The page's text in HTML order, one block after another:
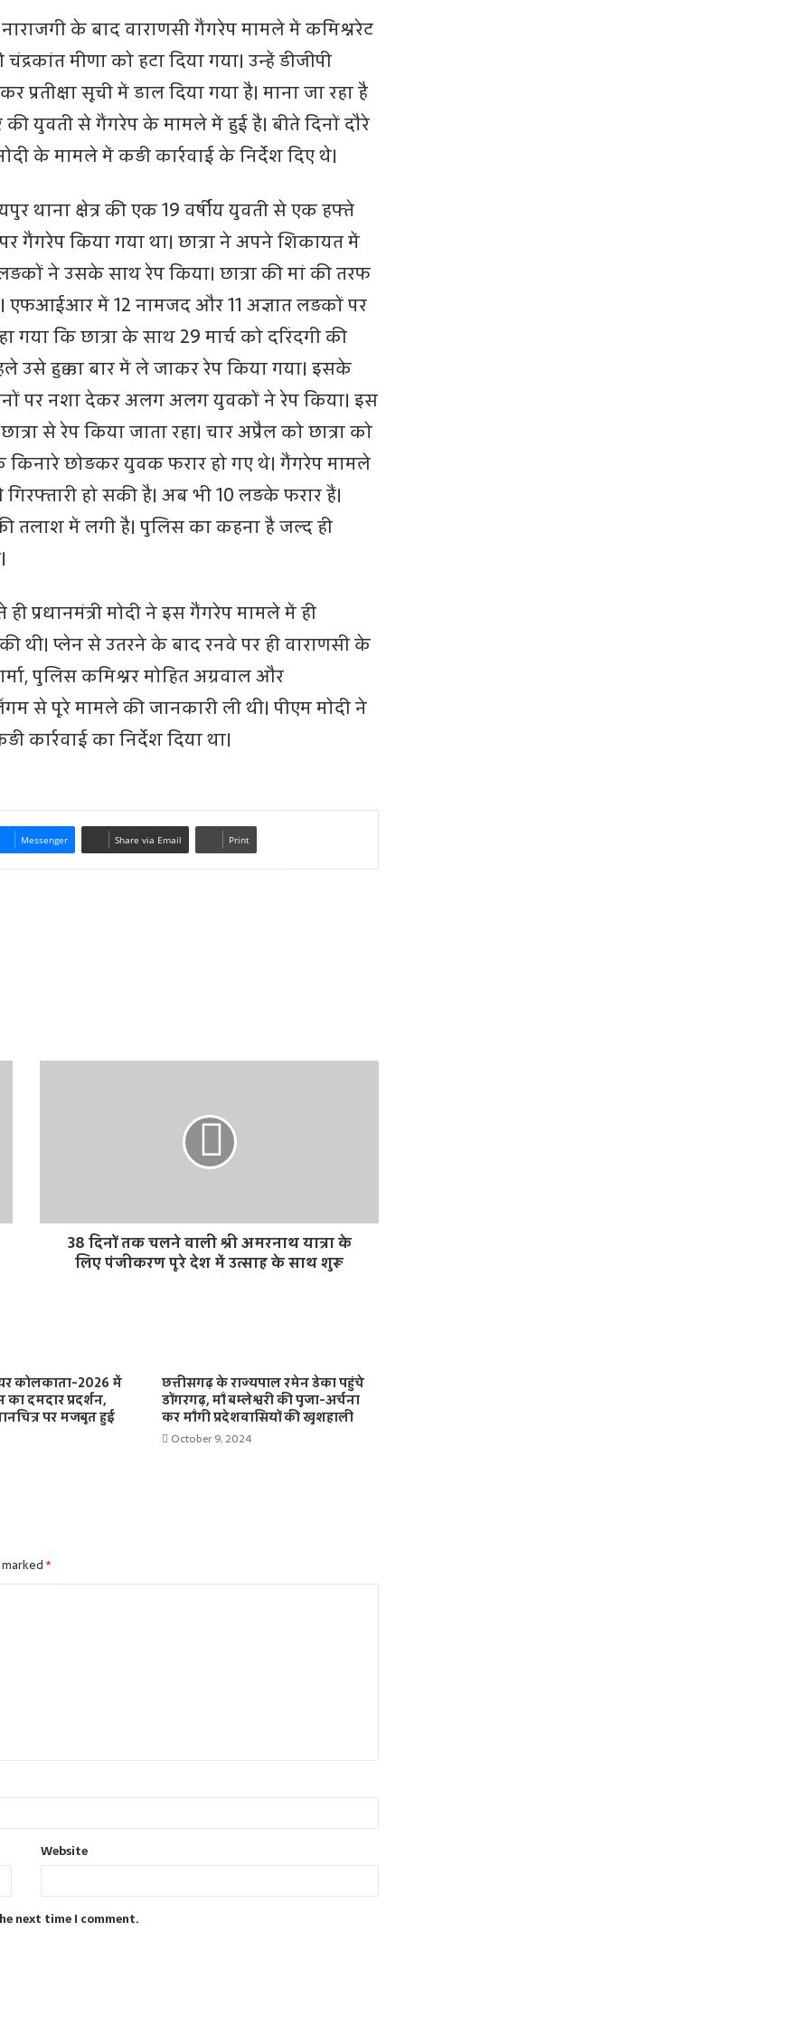
नाराजगी के बाद वाराणसी गैंगरेप मामले में कमिश्नरेट
मीणा को हटा दिया गया। उन्हें डीजीपी
प्रतीक्षा सूची में डाल दिया गया है। माना जा रहा है
की युवती से गैंगरेप के मामले में हुई है। बीते दिनों दौरे
के मामले में कड़ी कार्रवाई के निर्देश दिए थे।
थाना क्षेत्र की एक 19 वर्षीय युवती से एक हफ्ते
किया गया था। छात्रा ने अपने शिकायत में
ने उसके साथ रेप किया। छात्रा की मां की तरफ
में 12 नामजद और 11 अज्ञात लड़कों पर
कि छात्रा के साथ 29 मार्च को दरिंदगी की
उसे हुक्का बार में ले जाकर रेप किया गया। इसके
पर नशा देकर अलग अलग युवकों ने रेप किया। इस
से रेप किया जाता रहा। चार अप्रैल को छात्रा को
छोड़कर युवक फरार हो गए थे। गैंगरेप मामले
हो सकी है। अब भी 10 लड़के फरार हैं।
तलाश में लगी है। पुलिस का कहना है जल्द ही
प्रधानमंत्री मोदी ने इस गैंगरेप मामले में ही
थी। प्लेन से उतरने के बाद रनवे पर ही वाराणसी के
पुलिस कमिश्नर मोहित अग्रवाल और
से पूरे मामले की जानकारी ली थी। पीएम मोदी ने
कार्रवाई का निर्देश दिया था।
Messenger Share via Email Print
38 दिनों तक चलने वाली श्री अमरनाथ यात्रा के
लिए पंजीकरण पूरे देश में उत्साह के साथ शुरू
कोलकाता-2026 में
का दमदार प्रदर्शन,
पर मजबूत हुई
छत्तीसगढ़ के राज्यपाल रमेन डेका पहुंचे
डोंगरगढ़, माँ बम्लेश्वरी की पूजा-अर्चना
कर माँगी प्रदेशवासियों की खुशहाली
October 9, 2024
*
Website
next time I comment.